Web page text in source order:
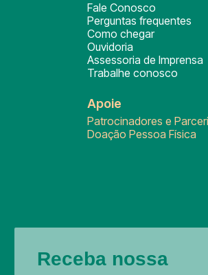
Fale Conosco
Perguntas frequentes
Como chegar
Ouvidoria
Assessoria de Imprensa
Trabalhe conosco
Apoie
Patrocinadores e
Doação Pessoa Física